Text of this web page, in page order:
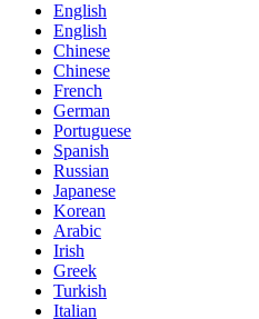
English
English
Chinese
Chinese
French
German
Portuguese
Spanish
Russian
Japanese
Korean
Arabic
Irish
Greek
Turkish
Italian